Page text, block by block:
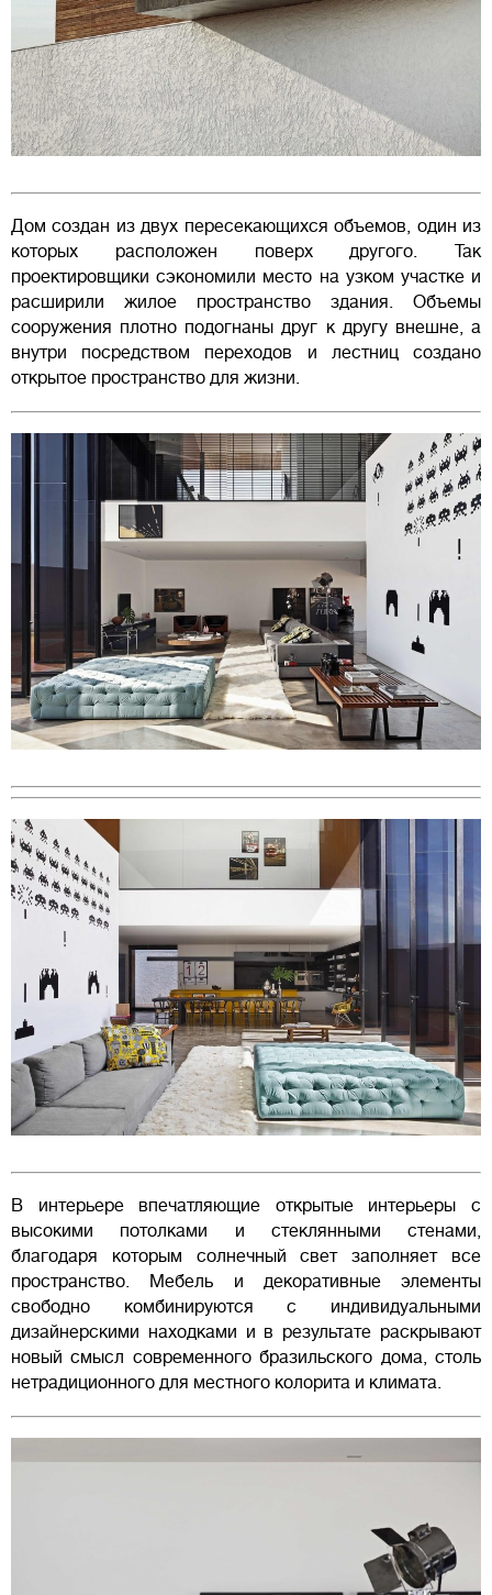
Дом создан из двух пересекающихся объемов, один из
которых расположен поверх другого. Так
проектировщики сэкономили место на узком участке и
расширили жилое пространство здания. Объемы
сооружения плотно подогнаны друг к другу внешне, а
внутри посредством переходов и лестниц создано
открытое пространство для жизни.
В интерьере впечатляющие открытые интерьеры с
высокими потолками и стеклянными стенами,
благодаря которым солнечный свет заполняет все
пространство. Мебель и декоративные элементы
свободно комбинируются с индивидуальными
дизайнерскими находками и в результате раскрывают
новый смысл современного бразильского дома, столь
нетрадиционного для местного колорита и климата.